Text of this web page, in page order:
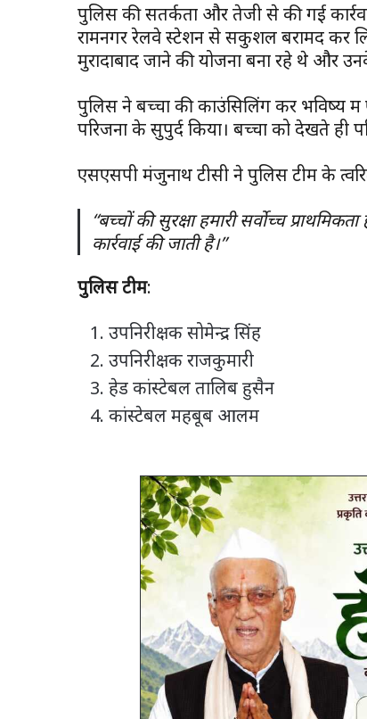
पुलिस की सतर्कता और तेजी से की गई
रामनगर रेलवे स्टेशन से सकुशल बरामद कर
मुरादाबाद जाने की योजना बना रहे थे और
पुलिस ने बच्चों की काउंसिलिंग कर भविष्य
परिजनों के सुपुर्द किया। बच्चों को देखते
एसएसपी मंजुनाथ टीसी ने पुलिस टीम के
“बच्चों की सुरक्षा हमारी सर्वोच्च
कार्रवाई की जाती है।”
पुलिस टीम:
उपनिरीक्षक सोमेन्द्र सिंह
उपनिरीक्षक राजकुमारी
हेड कांस्टेबल तालिब हुसैन
कांस्टेबल महबूब आलम